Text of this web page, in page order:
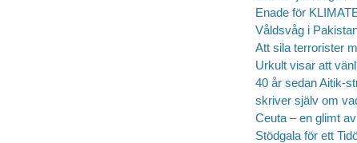
Enade för
Våldsvåg i
Att sila terrorister
Urkult visar att
40 år sedan Aitik-
skriver själv om
Ceuta – en glimt
Stödgala för ett